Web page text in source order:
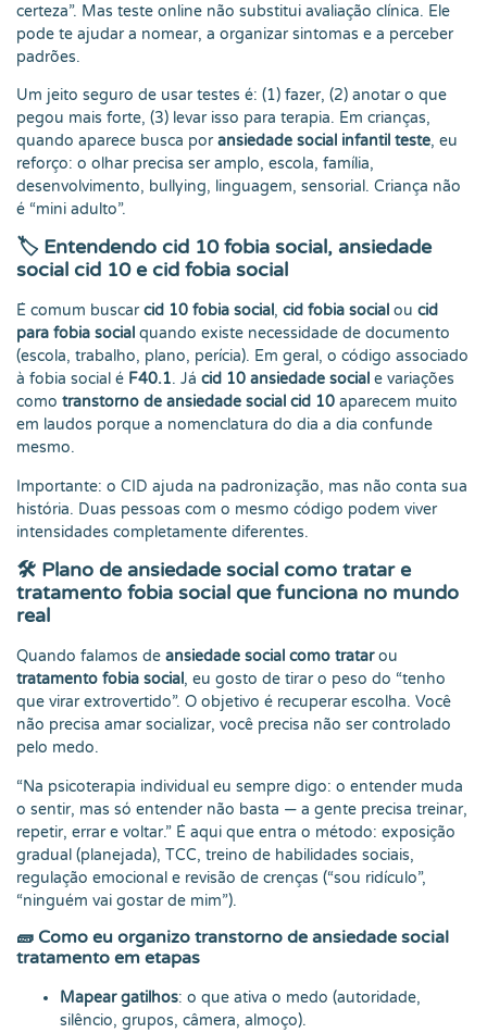
certeza”. Mas teste online não substitui avaliação clínica. Ele
pode te ajudar a nomear, a organizar sintomas e a perceber
padrões.
Um jeito seguro de usar testes é: (1) fazer, (2) anotar o que
pegou mais forte, (3) levar isso para terapia. Em crianças,
quando aparece busca poransiedade social infantil teste, eu
reforço: o olhar precisa ser amplo, escola, família,
desenvolvimento, bullying, linguagem, sensorial. Criança não
é “mini adulto”.
🏷️ Entendendo cid 10 fobia social, ansiedade
social cid 10 e cid fobia social
É comum buscarcid 10 fobia social, cid fobia social ou cid
para fobia social quando existe necessidade de documento
(escola, trabalho, plano, perícia). Em geral, o código associado
à fobia social é F40.1. Já cid 10 ansiedade social e variações
como transtorno de ansiedade social cid 10 aparecem muito
em laudos porque a nomenclatura do dia a dia confunde
mesmo.
Importante: o CID ajuda na padronização, mas não conta sua
história. Duas pessoas com o mesmo código podem viver
intensidades completamente diferentes.
🛠️ Plano de ansiedade social como tratar e
tratamento fobia social que funciona no mundo
real
Quando falamos de ansiedade social como tratarou
tratamento fobia social, eu gosto de tirar o peso do “tenho
que virar extrovertido”. O objetivo é recuperar escolha. Você
não precisa amar socializar, você precisa não ser controlado
pelo medo.
“Na psicoterapia individual eu sempre digo: o entender muda
o sentir, mas só entender não basta — a gente precisa treinar,
repetir, errar e voltar.” É aqui que entra o método: exposição
gradual (planejada), TCC, treino de habilidades sociais,
regulação emocional e revisão de crenças (“sou ridículo”,
“ninguém vai gostar de mim”).
🧱 Como eu organizo transtorno de ansiedade social
tratamento em etapas
Mapear gatilhos: o que ativa o medo (autoridade,
silêncio, grupos, câmera, almoço).